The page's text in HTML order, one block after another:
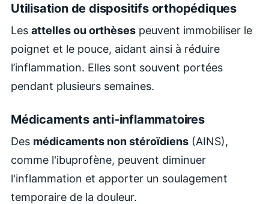
Utilisation de dispositifs orthopédiques
Les attelles ou orthèses peuvent immobiliser le
poignet et le pouce, aidant ainsi à réduire
l’inflammation. Elles sont souvent portées
pendant plusieurs semaines.
Médicaments anti-inflammatoires
Des médicaments non stéroïdiens (AINS),
comme l'ibuprofène, peuvent diminuer
l'inflammation et apporter un soulagement
temporaire de la douleur.